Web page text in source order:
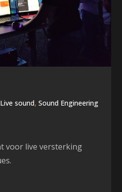
Live sound,Sound Engineering
voor live versterking